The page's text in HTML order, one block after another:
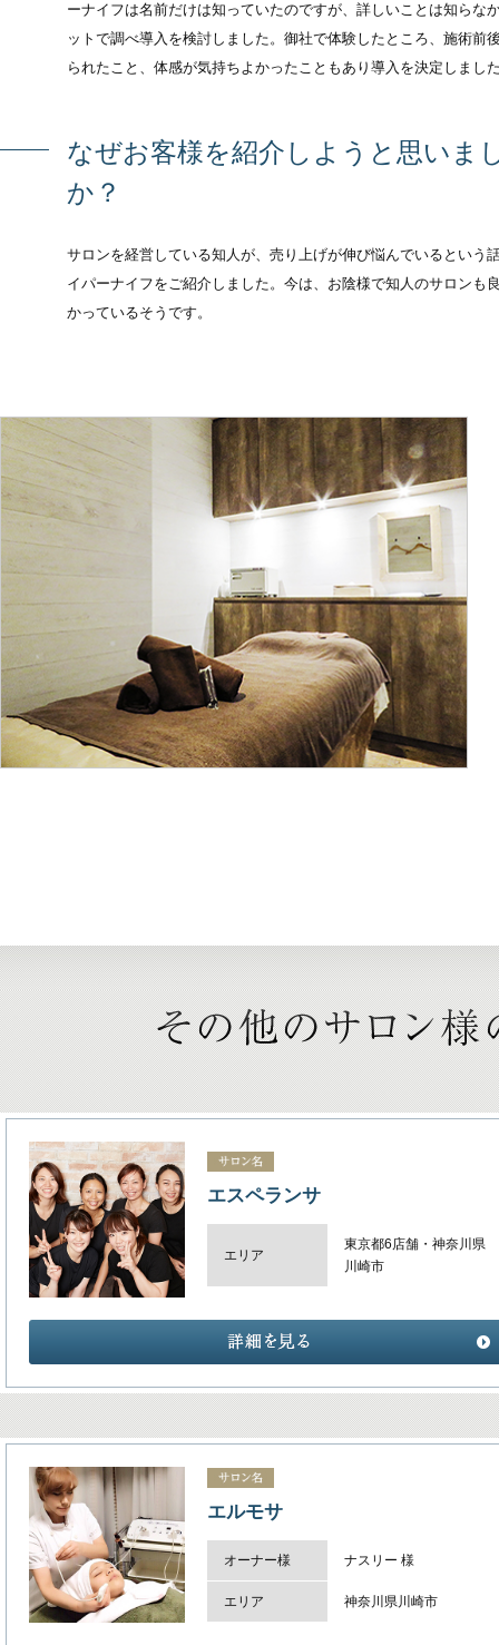
ーナイフは名前だけは知っていたのですが、詳しいことは知らな
ットで調べ導入を検討しました。御社で体験したところ、施術前
られたこと、体感が気持ちよかったこともあり導入を決定しまし
なぜお客様を紹介しようと思いま
か？
サロンを経営している知人が、売り上げが伸び悩んでいるという
イパーナイフをご紹介しました。今は、お陰様で知人のサロンも
かっているそうです。
エスペランサ
エリア
東京都6店舗・神奈川県
川崎市
エルモサ
オーナー様 ナスリー 様
エリア 神奈川県川崎市